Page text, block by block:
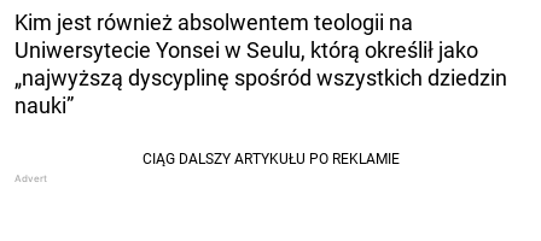
Kim jest również absolwentem teologii na
Uniwersytecie Yonsei w Seulu, którą określił jako
„najwyższą dyscyplinę spośród wszystkich dziedzin
nauki”